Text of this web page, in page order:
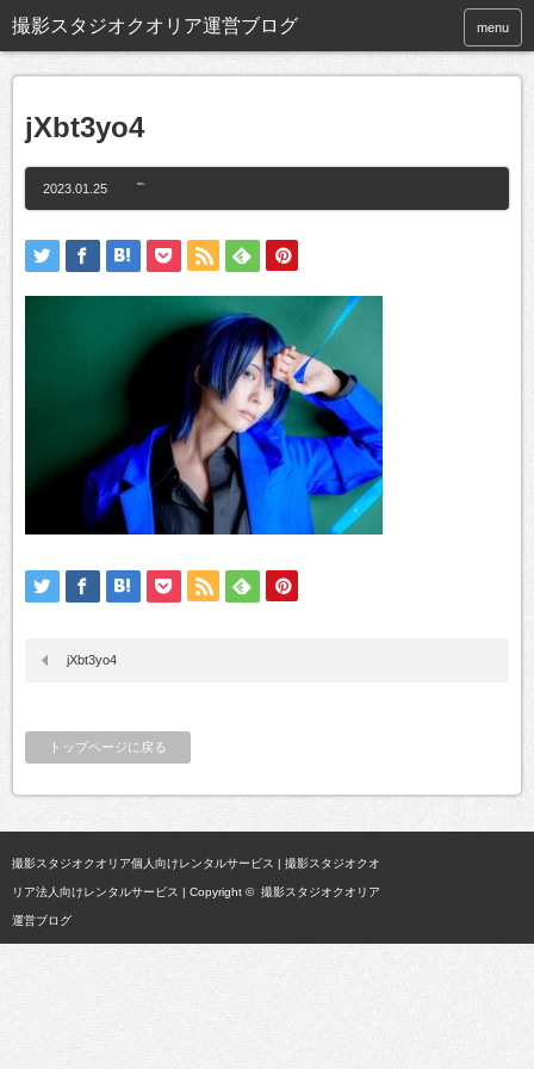
撮影スタジオクオリア運営ブログ menu
jXbt3yo4
2023.01.25
jXbt3yo4
トップページに戻る
撮影スタジオクオリア個人向けレンタルサービス | 撮影スタジオクオ
リア法人向けレンタルサービス | Copyright © 撮影スタジオクオリア
運営ブログ